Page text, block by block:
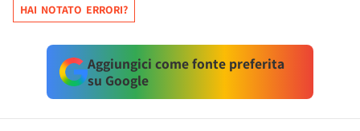
HAI NOTATO ERRORI?
Aggiungici come fonte preferita
su Google